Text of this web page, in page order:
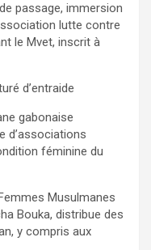
passage, immersion
lutte contre
le Mvet, inscrit à
d’entraide
gabonaise
d’associations
féminine du
Musulmanes
Bouka, distribue des
y compris aux